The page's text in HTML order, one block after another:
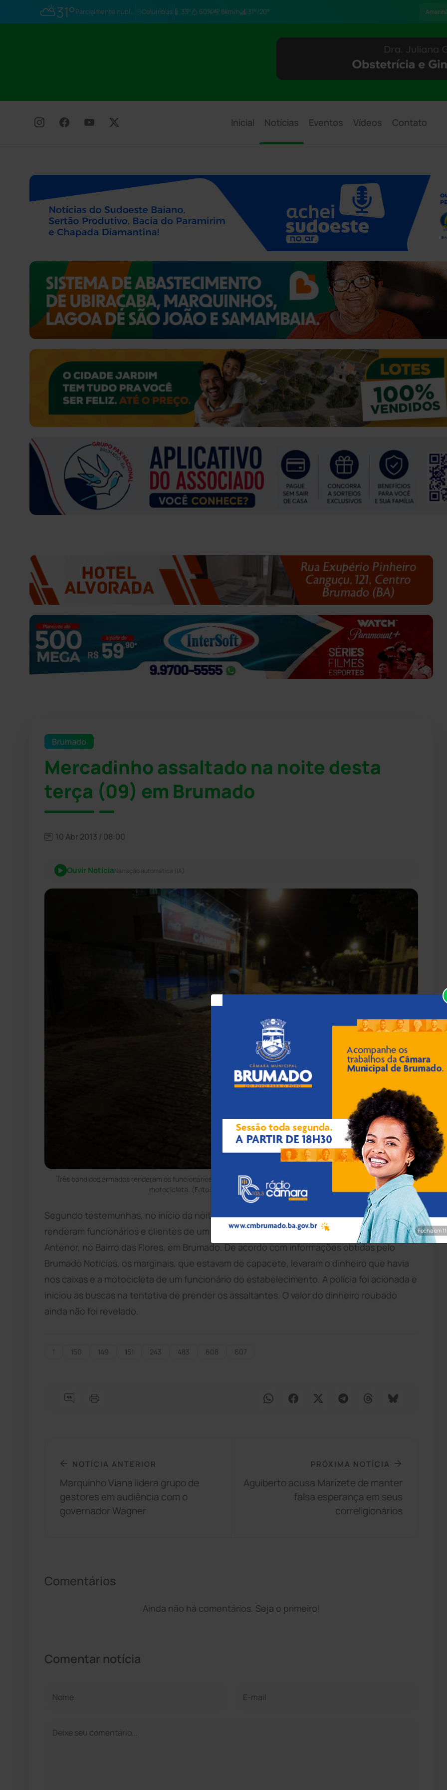
⛅31° Parcialmente nublado Columbus 33° 50% 6km/h 31°/20°
Inicial Notícias Eventos Vídeos Contato
Brumado
Mercadinho assaltado na noite desta
terça (09) em Brumado
10 Abr 2013 / 08:00
Ouvir NotíciaNarração automática (IA)
Três bandidos armados renderam os funcionários, clientes, levando todo o dinheiro que havia nos caixas e uma
motocicleta. (Foto: Lay Amorim/Brumado Notícias).
Segundo testemunhas, no início da noite desta terça-feira (09), três homens armados
renderam funcionários e clientes de um Mercadinho, que fica localizado na Rua Sargento
Antenor, no Bairro das Flores, em Brumado. De acordo com informações obtidas pelo
Brumado Notícias, os marginais, que estavam de capacete, levaram o dinheiro que havia
nos caixas e a motocicleta de um funcionário do estabelecimento. A polícia foi acionada e
iniciou as buscas na tentativa de prender os assaltantes. O valor do dinheiro roubado
ainda não foi revelado.
1 150 149 151 243 483 608 607
NOTÍCIA ANTERIOR
Marquinho Viana lidera grupo de
gestores em audiência com o
governador Wagner
PRÓXIMA NOTÍCIA
Aguiberto acusa Marizete de manter
falsa esperança em seus
correligionários
Comentários
Ainda não há comentários. Seja o primeiro!
Comentar notícia
Fecha em